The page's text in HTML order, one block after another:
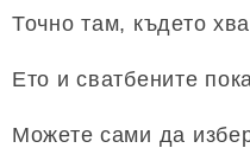
Точно там, където
Ето и сватбените
Можете сами да